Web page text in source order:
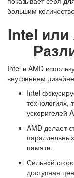
большим
Intel или
Intel и AMD
внутреннем
Intel
технологиях,
ускорителей
AMD делает
памяти.
Сильной
доступная